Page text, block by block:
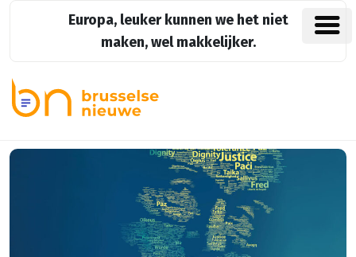
Europa, leuker kunnen we het niet
maken, wel makkelijker.